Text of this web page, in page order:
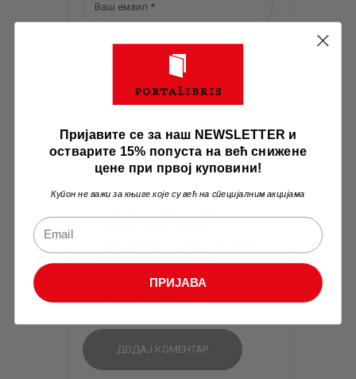
детаља о руковању
корисничким подацима,
Пријавите се за наш NEWSLETTER и
остварите 15% попуста на већ снижене
цене при првој куповини!
Купон не важи за књиге које су већ на специјалним акцијама
ПРИЈАВА